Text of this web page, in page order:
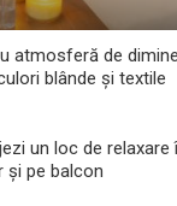
atmosferă de
blânde și textile
un loc de relaxare
și pe balcon